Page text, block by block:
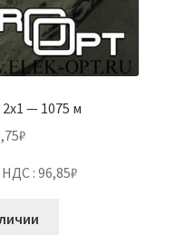
— 1075 м
₽
: 96,85₽